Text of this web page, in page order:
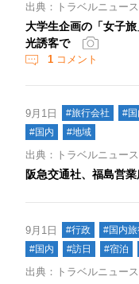
出典：トラベルニュー
大学生企画の「女子
光誘客で
1 コメント
9月1日 #旅行会社
#
#国内
#地域
出典：トラベルニュー
阪急交通社、福島営
9月1日 #行政
#国内
#国内
#訪日 #宿泊
出典：トラベルニュー